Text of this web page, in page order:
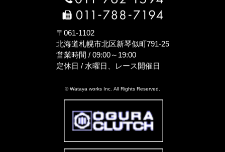
〒061-1102
北海道札幌市北区新琴似町791-25
営業時間 / 09:00～19:00
定休日 / 水曜日、レース開催日
© Wataya works Inc. All Rights Reserved.